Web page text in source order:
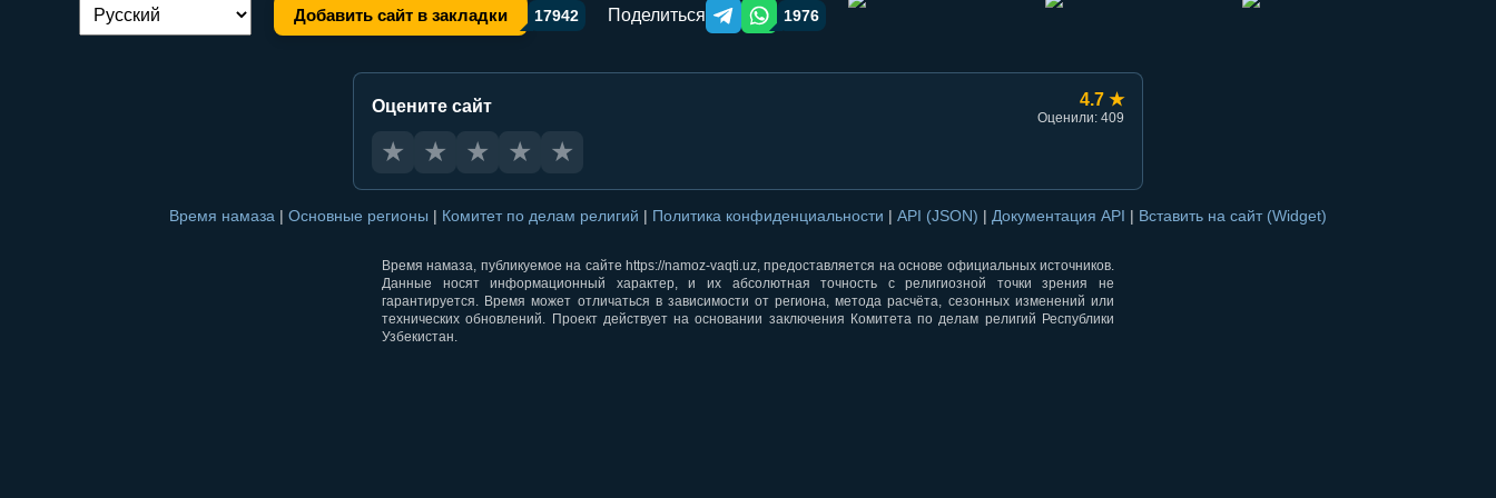
Переключение языка: Добавить сайт в закладки 17942 Поделиться Telegram orqali ulashish
WhatsApp orqali ulashish
1976
Оцените сайт 4.7 ★
Оценили: 409
★ ★ ★ ★ ★
Время намаза | Основные регионы | Комитет по делам религий | Политика конфиденциальности | API (JSON) | Документация API | Вставить на сайт (Widget)
Время намаза, публикуемое на сайте https://namoz-vaqti.uz, предоставляется на основе официальных источников.
Данные носят информационный характер, и их абсолютная точность с религиозной точки зрения не
гарантируется. Время может отличаться в зависимости от региона, метода расчёта, сезонных изменений или
технических обновлений. Проект действует на основании заключения Комитета по делам религий Республики
Узбекистан.